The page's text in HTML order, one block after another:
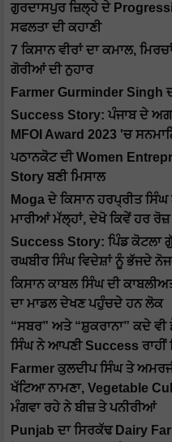
ਗੁਰਦਾਸਪੁਰ ਜ਼ਿਲ੍ਹੇ ਦੇ
ਸਫਲਤਾ ਦੀ ਕਹਾਣੀ
7 ਕਿਸਾਨ ਵੀਰਾਂ ਦਾ ਕਮਾਲ,
ਗੋਰੀਆਂ ਦੀ ਨੁਹਾਰ
Farmer Gurminder Singh
Success Story: ਪੰਜਾਬ ਦੇ
MFOI Award 2023 'ਚ
ਪਠਾਨਕੋਟ ਦੀ Women
Story ਬਣੀ ਮਿਸਾਲ
Moga ਦੇ ਕਿਸਾਨ ਹਰਪ੍ਰੀਤ
ਮਾਰੀਆਂ ਮੱਲ੍ਹਾਂ, ਦੇਖੋ ਕਿਵੇਂ ਹਰ
Success Story: ਪਿੰਡ ਕੋਟਲਾ
ਰਘਬੀਰ ਸਿੰਘ ਵਿਦੇਸ਼ਾਂ ਨੂੰ ਭੱਜਦੇ
ਕਿਸਾਨ ਕਾਬਲ ਸਿੰਘ ਦੀ
ਦਾ ਮਾਡਲ ਦੇਖਣ ਪਹੁੰਚਦੇ ਹਨ ਲੋਕ
“ਸਬਰ” ਅਤੇ “ਸ਼ੁਕਰਾਨਾ” ਕਦੇ ਵੀ
ਸਿੰਘ ਨੇ ਆਪਣੀ Success ਰਾਹੀਂ
Farmer ਕੁਲਦੀਪ ਸਿੰਘ ਤੇ
ਖੱਟਿਆ ਨਾਮਣਾ, Vegetable
ਮੰਗਵਾ ਰਹੇ ਨੇ ਬੀਜ਼ ਤੇ ਪਨੀਰੀਆਂ
Punjab ਦਾ ਸਿਰਕੱਢ Dairy